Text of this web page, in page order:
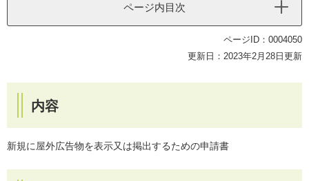
ページ内目次
ページID：0004050
更新日：2023年2月28日更新
内容
新規に屋外広告物を表示又は掲出するための申請書